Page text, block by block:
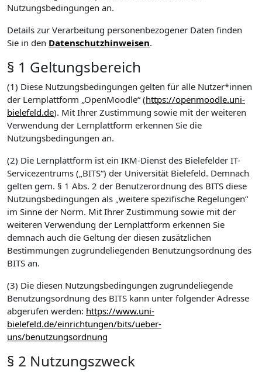
Nutzungsbedingungen an.
Details zur Verarbeitung personenbezogener Daten finden
Sie in den Datenschutzhinweisen.
§ 1 Geltungsbereich
(1) Diese Nutzungsbedingungen gelten für alle Nutzer*innen
der Lernplattform „OpenMoodle“ (https://openmoodle.uni-
bielefeld.de). Mit Ihrer Zustimmung sowie mit der weiteren
Verwendung der Lernplattform erkennen Sie die
Nutzungsbedingungen an.
(2) Die Lernplattform ist ein IKM-Dienst des Bielefelder IT-
Servicezentrums („BITS“) der Universität Bielefeld. Demnach
gelten gem. § 1 Abs. 2 der Benutzerordnung des BITS diese
Nutzungsbedingungen als „weitere spezifische Regelungen“
im Sinne der Norm. Mit Ihrer Zustimmung sowie mit der
weiteren Verwendung der Lernplattform erkennen Sie
demnach auch die Geltung der diesen zusätzlichen
Bestimmungen zugrundeliegenden Benutzungsordnung des
BITS an.
(3) Die diesen Nutzungsbedingungen zugrundeliegende
Benutzungsordnung des BITS kann unter folgender Adresse
abgerufen werden: https://www.uni-
bielefeld.de/einrichtungen/bits/ueber-
uns/benutzungsordnung
§ 2 Nutzungszweck